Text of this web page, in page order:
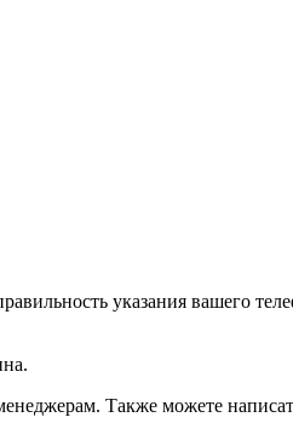
указания вашего
Также можете